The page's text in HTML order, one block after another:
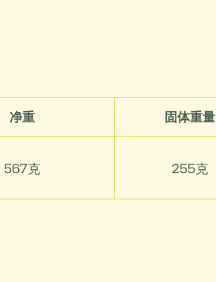
净重 固体重量
567克 255克